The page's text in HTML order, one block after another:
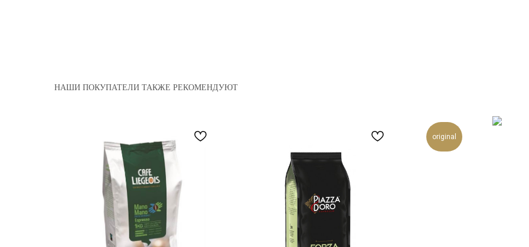
НАШИ ПОКУПАТЕЛИ ТАКЖЕ РЕКОМЕНДУЮТ
original